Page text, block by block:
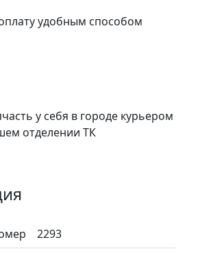
удобным способом
у себя в городе курьером
отделении ТК
2293